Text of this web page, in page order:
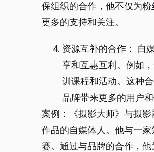
保组织的合作，他不仅为
更多的支持和关注。
资源互补的合作： 自
享和互惠互利。例如
训课程和活动。这种
品牌带来更多的用户和
案例：《摄影大师》与摄
作品的自媒体人。他与一
赛。通过与品牌的合作，